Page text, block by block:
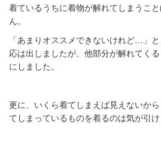
着ているうちに着物が解れてしまうこ
ん。
「あまりオススメできないけれど… 」
応は出しましたが、他部分が解れてく
にしました。
更に、いくら着てしまえば見えないか
てしまっているものを着るのは気が引